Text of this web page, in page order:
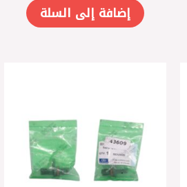
إضافة إلى السلة